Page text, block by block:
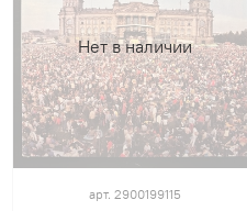
Нет в наличии
арт. 2900199115